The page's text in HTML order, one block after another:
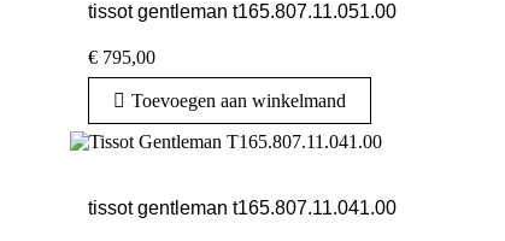
tissot gentleman t165.807.11.051.00
€ 795,00
Toevoegen aan winkelmand
tissot gentleman t165.807.11.041.00